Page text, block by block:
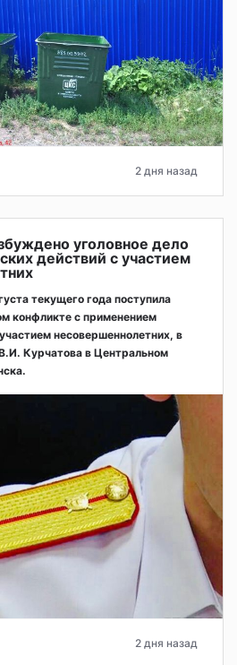
2 дня назад
уголовное дело
действий с участием
текущего года поступила
конфликте с применением
несовершеннолетних, в
Курчатова в Центральном
2 дня назад